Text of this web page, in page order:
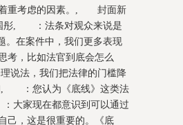
着重考虑的因素。, 封面新
彤, ：法条对观众来说是
。在案件中，我们更多表现
考，比如法官到底会怎么
说法，我们把法律的门槛降
, ：您认为《底线》这类法
家现在都意识到可以通过
己，这是很重要的。《底